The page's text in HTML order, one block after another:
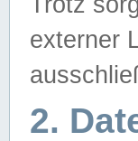
externer
2.